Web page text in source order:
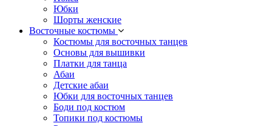
Юбки
Шорты женские
Восточные костюмы
Костюмы для восточных танцев
Основы для вышивки
Платки для танца
Абаи
Детские абаи
Юбки для восточных танцев
Боди под костюм
Топики под костюмы